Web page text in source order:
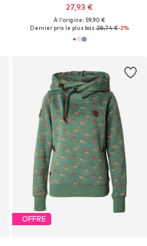
27,93 €
À l'origine : 59,90 €
Dernier prix le plus bas :28,74 €-2%
OFFRE